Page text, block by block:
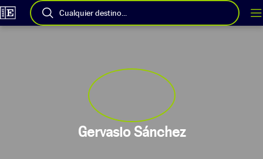
Cualquier destino...
Gervasio Sánchez